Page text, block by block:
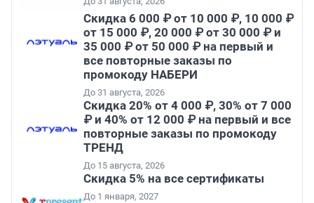
Скидка 6 000 ₽ от 10 000 ₽, 10 000 ₽
от 15 000 ₽, 20 000 ₽ от 30 000 ₽ и
35 000 ₽ от 50 000 ₽ на первый и
все повторные заказы по
промокоду НАБЕРИ
До 31 августа, 2026
Скидка 20% от 4 000 ₽, 30% от 7 000
₽ и 40% от 12 000 ₽ на первый и все
повторные заказы по промокоду
ТРЕНД
До 15 августа, 2026
Скидка 5% на все сертификаты
До 1 января, 2027